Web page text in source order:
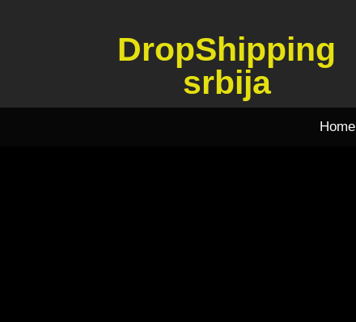
DropShipping
srbija
Home